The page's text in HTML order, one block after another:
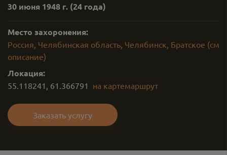
30 июня 1948 г. (24 года)
Место захоронения:
Россия, Челябинская область, Челябинск, Братское (см
описание)
Локация:
55.118241 , 61.366791 на картемаршрут
Заказать услугу